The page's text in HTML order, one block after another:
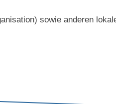
sowie anderen